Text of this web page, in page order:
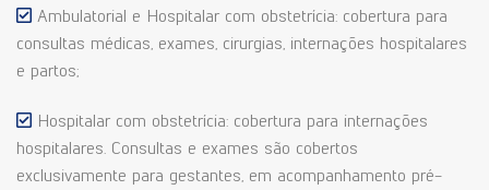
Ambulatorial e Hospitalar com obstetrícia: cobertura para
consultas médicas, exames, cirurgias, internações hospitalares
e partos;
Hospitalar com obstetrícia: cobertura para internações
hospitalares. Consultas e exames são cobertos
exclusivamente para gestantes, em acompanhamento pré-